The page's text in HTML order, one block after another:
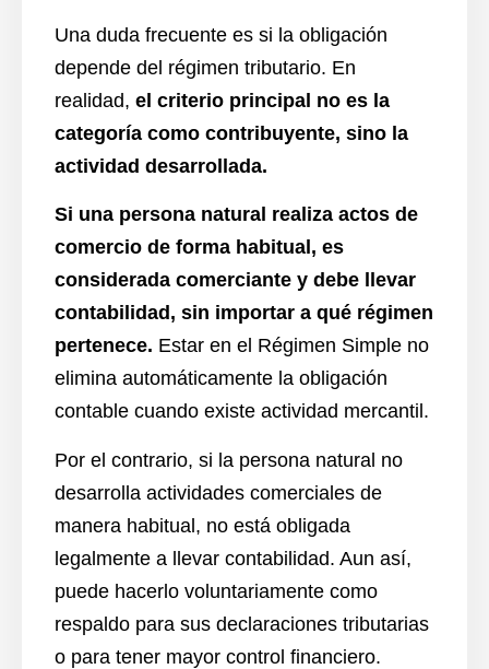
Una duda frecuente es si la obligación
depende del régimen tributario. En
realidad, el criterio principal no es la
categoría como contribuyente, sino la
actividad desarrollada.
Si una persona natural realiza actos de
comercio de forma habitual, es
considerada comerciante y debe llevar
contabilidad, sin importar a qué régimen
pertenece. Estar en el Régimen Simple no
elimina automáticamente la obligación
contable cuando existe actividad mercantil.
Por el contrario, si la persona natural no
desarrolla actividades comerciales de
manera habitual, no está obligada
legalmente a llevar contabilidad. Aun así,
puede hacerlo voluntariamente como
respaldo para sus declaraciones tributarias
o para tener mayor control financiero.